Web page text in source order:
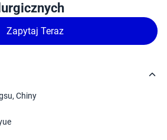
Zapytaj Teraz
Chiny